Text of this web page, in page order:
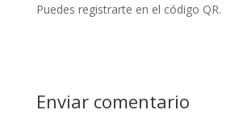
Puedes registrarte en el código QR.
Enviar comentario